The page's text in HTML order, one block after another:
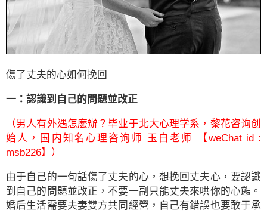
傷了丈夫的心如何挽回
一：認識到自己的問題並改正
（男人有外遇怎麽辦？毕业于北大心理学系，黎花咨询创
始人，国内知名心理咨询师 玉白老师 【weChat id :
msb226】）
由于自己的一句話傷了丈夫的心，想挽回丈夫心，要認識
到自己的問題並改正，不要一副只能丈夫來哄你的心態。
婚后生活需要夫妻雙方共同經營，自己有錯誤也要敢于承